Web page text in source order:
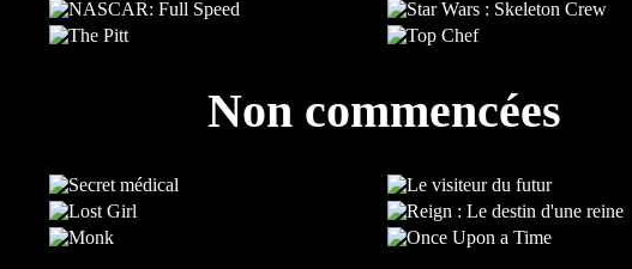
Non commencées